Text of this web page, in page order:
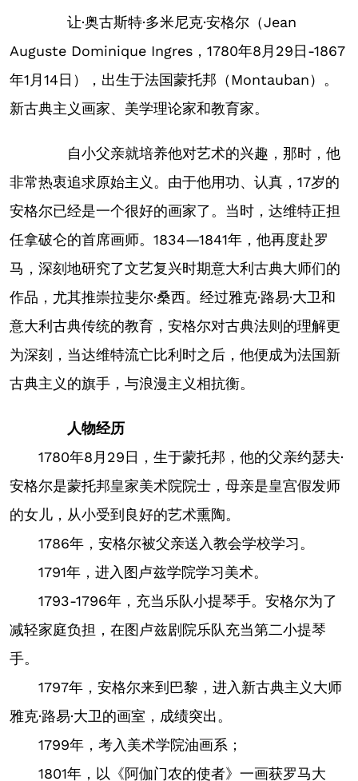
让·奥古斯特·多米尼克·安格尔（Jean
Auguste Dominique Ingres，1780年8月29日-1867
年1月14日），出生于法国蒙托邦（Montauban）。
新古典主义画家、美学理论家和教育家。
自小父亲就培养他对艺术的兴趣，那时，他
非常热衷追求原始主义。由于他用功、认真，17岁的
安格尔已经是一个很好的画家了。当时，达维特正担
任拿破仑的首席画师。1834—1841年，他再度赴罗
马，深刻地研究了文艺复兴时期意大利古典大师们的
作品，尤其推崇拉斐尔·桑西。经过雅克·路易·大卫和
意大利古典传统的教育，安格尔对古典法则的理解更
为深刻，当达维特流亡比利时之后，他便成为法国新
古典主义的旗手，与浪漫主义相抗衡。
人物经历
1780年8月29日，生于蒙托邦，他的父亲约瑟夫·
安格尔是蒙托邦皇家美术院院士，母亲是皇宫假发师
的女儿，从小受到良好的艺术熏陶。
1786年，安格尔被父亲送入教会学校学习。
1791年，进入图卢兹学院学习美术。
1793-1796年，充当乐队小提琴手。安格尔为了
减轻家庭负担，在图卢兹剧院乐队充当第二小提琴
手。
1797年，安格尔来到巴黎，进入新古典主义大师
雅克·路易·大卫的画室，成绩突出。
1799年，考入美术学院油画系；
1801年，以《阿伽门农的使者》一画获罗马大